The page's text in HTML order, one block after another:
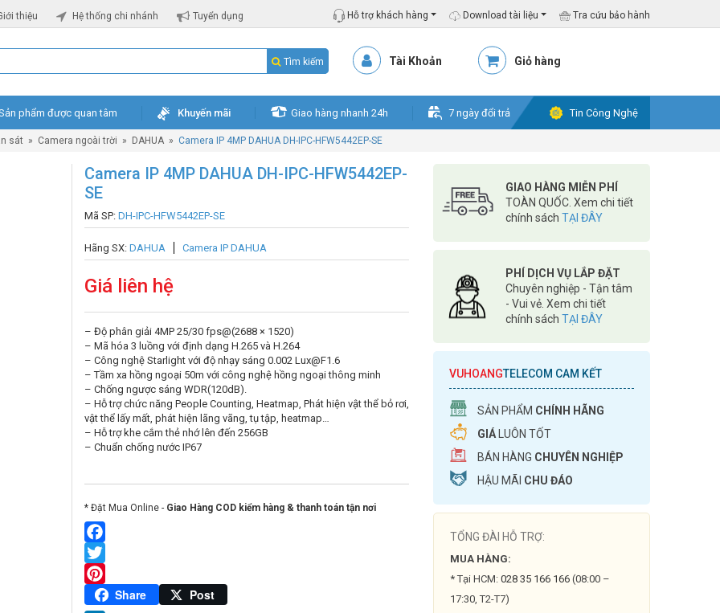
thiệu Hệ thống chi nhánh Tuyển dụng Hỗ trợ khách hàng Download tài liệu Tra cứu bảo hành
Tìm kiếm Tài Khoản Giỏ hàng
phẩm được quan tâm Khuyến mãi Giao hàng nhanh 24h 7 ngày đổi trả Tin Công Nghệ
sát » Camera ngoài trời » DAHUA » Camera IP 4MP DAHUA DH-IPC-HFW5442EP-SE
Camera IP 4MP DAHUA DH-IPC-HFW5442EP-
SE
Mã SP: DH-IPC-HFW5442EP-SE
Hãng SX: DAHUA Camera IP DAHUA
Giá liên hệ
– Độ phân giải 4MP 25/30 fps@(2688 × 1520)
– Mã hóa 3 luồng với định dạng H.265 và H.264
– Công nghệ Starlight với độ nhạy sáng 0.002 Lux@F1.6
– Tầm xa hồng ngoại 50m với công nghệ hồng ngoại thông minh
– Chống ngược sáng WDR(120dB).
– Hỗ trợ chức năng People Counting, Heatmap, Phát hiện vật thể bỏ rơi,
vật thể lấy mất, phát hiện lãng vãng, tụ tập, heatmap…
– Hỗ trợ khe cắm thẻ nhớ lên đến 256GB
– Chuẩn chống nước IP67
* Đặt Mua Online - Giao Hàng COD kiểm hàng & thanh toán tận nơi
Facebook
Twitter
Pinterest
Share Post
GIAO HÀNG MIỄN PHÍ
TOÀN QUỐC. Xem chi tiết
chính sách TẠI ĐÂY
PHÍ DỊCH VỤ LẮP ĐẶT
Chuyên nghiệp - Tận tâm
- Vui vẻ. Xem chi tiết
chính sách TẠI ĐÂY
VUHOANGTELECOM CAM KẾT
SẢN PHẨM CHÍNH HÃNG
GIÁ LUÔN TỐT
BÁN HÀNG CHUYÊN NGHIỆP
HẬU MÃI CHU ĐÁO
TỔNG ĐÀI HỖ TRỢ:
MUA HÀNG:
* Tại HCM: 028 35 166 166 (08:00 –
17:30, T2-T7)